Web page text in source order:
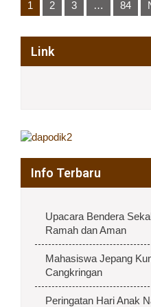
pagination
1 2 3 … 84
Link
Info Terbaru
Upacara Bendera
Ramah dan Aman
Mahasiswa Jepang
Cangkringan
Peringatan Hari Anak